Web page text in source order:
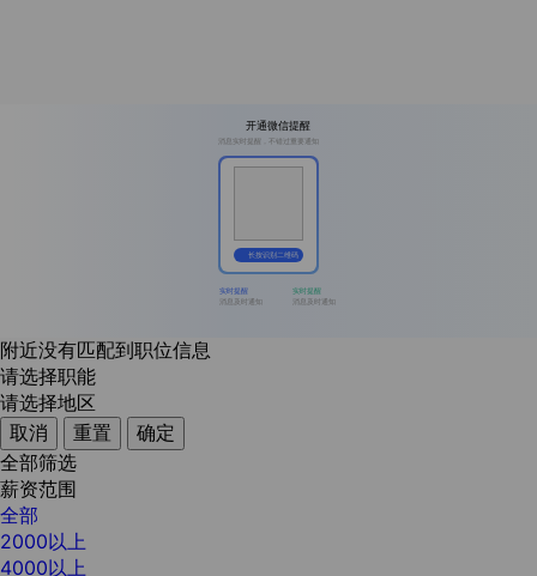
开通微信提醒
消息实时提醒，不错过重要通知
长按识别二维码
实时提醒
消息及时通知
实时提醒
消息及时通知
附近没有匹配到职位信息
请选择职能
请选择地区
取消
重置
确定
全部筛选
薪资范围
全部
2000以上
4000以上